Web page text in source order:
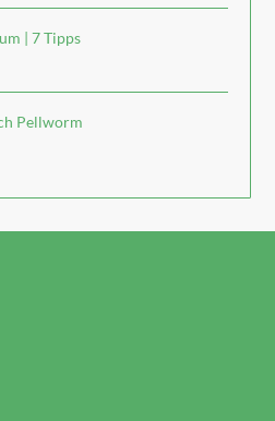
| 7 Tipps
Pellworm